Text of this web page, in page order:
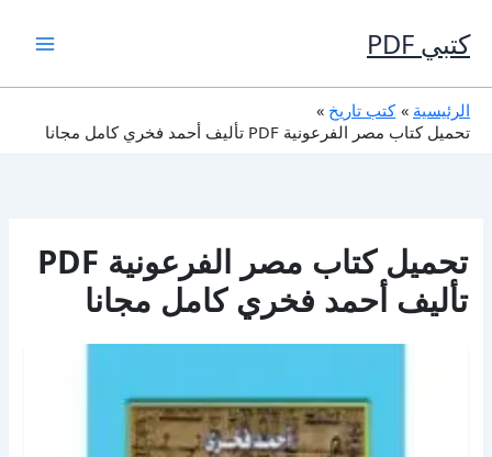
إلى
المحتوى
كتبي PDF
الرئيسية
كتب تاريخ
تحميل كتاب مصر الفرعونية PDF تأليف أحمد فخري كامل مجانا
تحميل كتاب مصر الفرعونية PDF
تأليف أحمد فخري كامل مجانا